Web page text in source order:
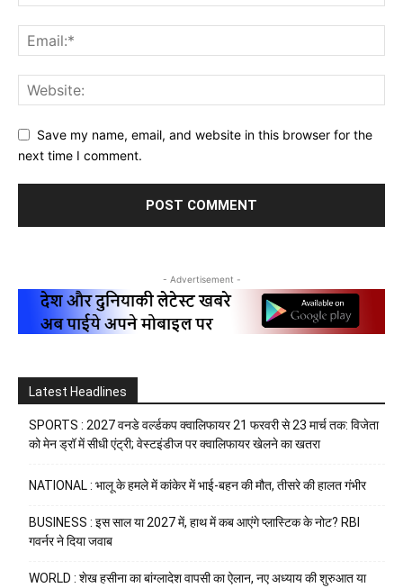
Save my name, email, and website in this browser for the
next time I comment.
- Advertisement -
Latest Headlines
SPORTS : 2027 वनडे वर्ल्डकप क्वालिफायर 21 फरवरी से 23 मार्च तक: विजेता
को मेन ड्रॉ में सीधी एंट्री; वेस्टइंडीज पर क्वालिफायर खेलने का खतरा
NATIONAL : भालू के हमले में कांकेर में भाई-बहन की मौत, तीसरे की हालत गंभीर
BUSINESS : इस साल या 2027 में, हाथ में कब आएंगे प्लास्टिक के नोट? RBI
गवर्नर ने दिया जवाब
WORLD : शेख हसीना का बांग्लादेश वापसी का ऐलान, नए अध्याय की शुरुआत या